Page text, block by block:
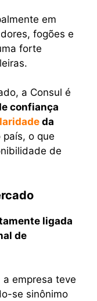
em
fogões e
forte
a Consul é
confiança
da
o que
de
ligada
de
empresa teve
se sinônimo